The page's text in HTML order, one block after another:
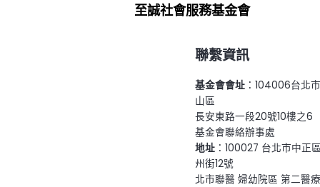
至誠社會服務基金會
聯繫資訊
基金會會址 ：104006台北
山區
長安東路一段20號10樓之6
基金會聯絡辦事處
地址 ：100027 台北市中正
州街12號
北市聯醫 婦幼院區 第二醫